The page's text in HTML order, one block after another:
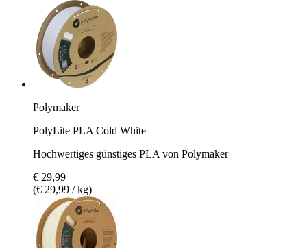
Polymaker
PolyLite PLA Cold White
Hochwertiges günstiges PLA von Polymaker
€ 29,99
(€ 29,99 / kg)